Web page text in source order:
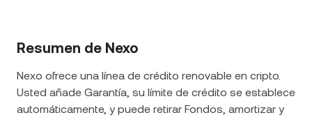
Resumen de Nexo
Nexo ofrece una línea de crédito renovable en cripto.
Usted añade Garantía, su límite de crédito se establece
automáticamente, y puede retirar Fondos, amortizar y